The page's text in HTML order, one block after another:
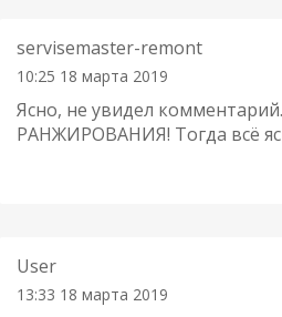
servisemaster-remont
10:25 18 марта 2019
Ясно, не увидел
РАНЖИРОВАНИЯ! Тогда всё
User
13:33 18 марта 2019